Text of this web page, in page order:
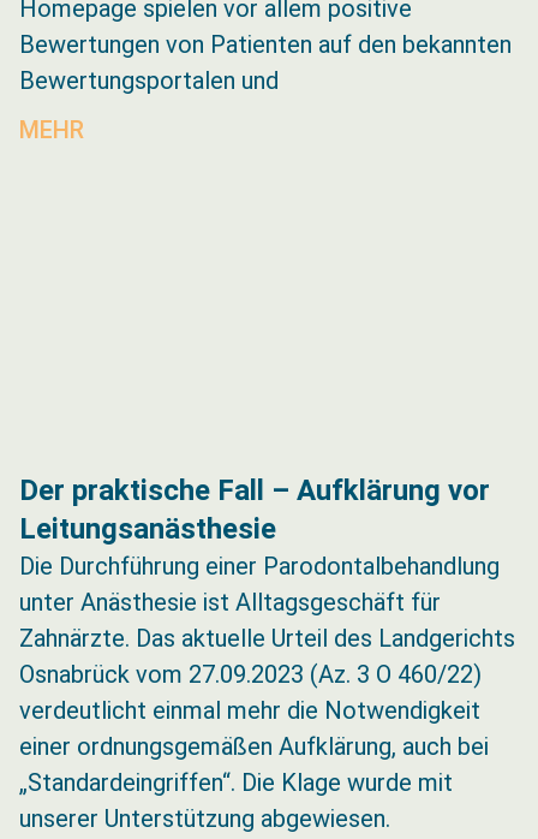
Homepage spielen vor allem positive
Bewertungen von Patienten auf den bekannten
Bewertungsportalen und
MEHR
Der praktische Fall – Aufklärung vor
Leitungsanästhesie
Die Durchführung einer Parodontalbehandlung
unter Anästhesie ist Alltagsgeschäft für
Zahnärzte. Das aktuelle Urteil des Landgerichts
Osnabrück vom 27.09.2023 (Az. 3 O 460/22)
verdeutlicht einmal mehr die Notwendigkeit
einer ordnungsgemäßen Aufklärung, auch bei
„Standardeingriffen“. Die Klage wurde mit
unserer Unterstützung abgewiesen.